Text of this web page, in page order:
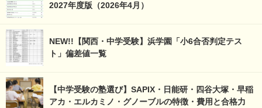
2027年度版（2026年4月）
NEW!!【関西・中学受験】浜学園「小6合否判定テス
ト」偏差値一覧
【中学受験の塾選び】SAPIX・日能研・四谷大塚・早稲
アカ・エルカミノ・グノーブルの特徴・費用と合格力